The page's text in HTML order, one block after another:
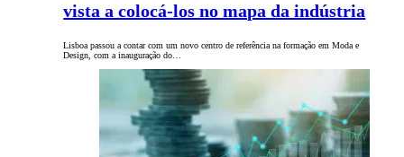
vista a colocá-los no mapa da indústria
Lisboa passou a contar com um novo centro de referência na formação em Moda e
Design, com a inauguração do…